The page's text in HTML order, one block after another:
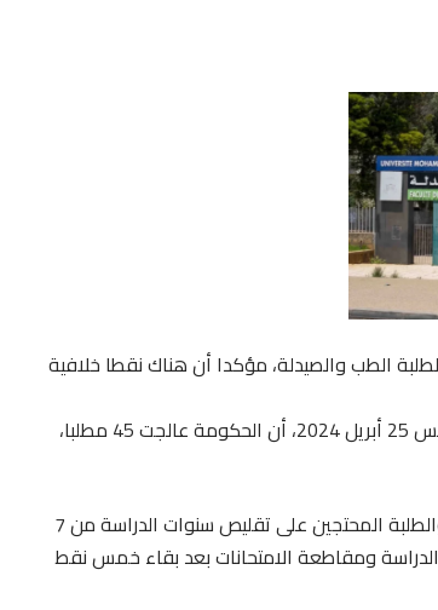
الطب والصيدلة، مؤكدا أن هناك نقطا خلافية
وأوضح رئيس الحكومة، في حوار خاص مع القناتين “الأولى” و”الثانية”، الخميس 25 أبريل 2024، أن الحكومة عالجت 45 مطلبا،
ولفت أخنوش إلى أن خمس مطالب هي التي مازالت معلقة بين الحكومة والطلبة المحتجين على تقليص سنوات الدراسة من 7
الدراسة ومقاطعة الامتحانات بعد بقاء خمس نقط